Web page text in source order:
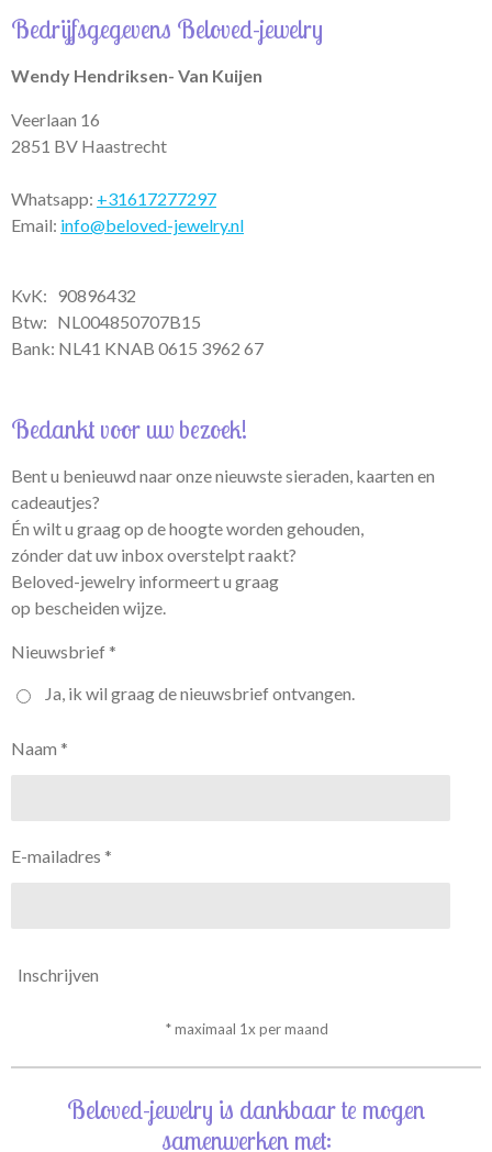
s
p
a
r
m
b
o
Bedrijfsgegevens Beloved-jewelry
Wendy Hendriksen- Van Kuijen
Veerlaan 16
2851 BV Haastrecht
Whatsapp: +31617277297
Email: info@beloved-jewelry.nl
KvK: 90896432
Btw: NL004850707B15
Bank: NL41 KNAB 0615 3962 67
Bedankt voor uw bezoek!
Bent u benieuwd naar onze nieuwste sieraden, kaarten en
cadeautjes?
Én wilt u graag op de hoogte worden gehouden,
zónder dat uw inbox overstelpt raakt?
Beloved-jewelry informeert u graag
op bescheiden wijze.
Nieuwsbrief *
Ja, ik wil graag de nieuwsbrief ontvangen.
Naam *
E-mailadres *
Inschrijven
* maximaal 1x per maand
Beloved-jewelry is dankbaar te mogen
samenwerken met: